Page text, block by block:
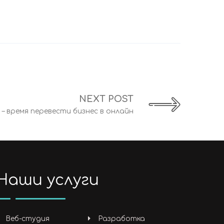
NEXT POST
время перевести бизнес в онлайн
услуги
Веб-студия Разработка